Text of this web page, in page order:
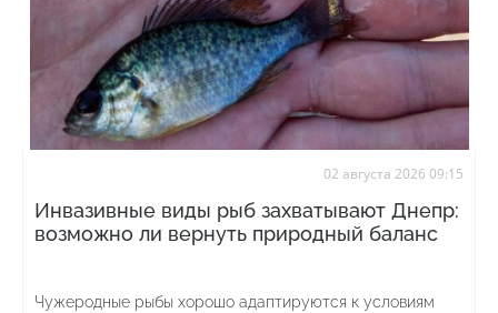
02 августа 2026 09:15
Инвазивные виды рыб захватывают Днепр:
возможно ли вернуть природный баланс
Чужеродные рыбы хорошо адаптируются к условиям